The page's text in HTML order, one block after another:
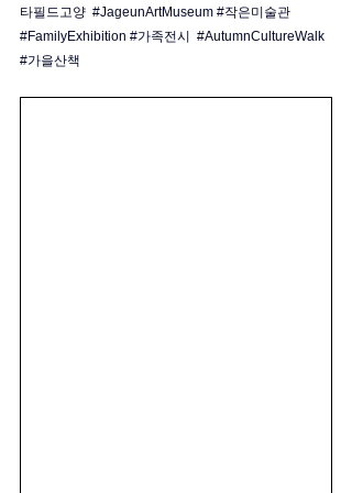
타필드고양 #JageunArtMuseum #작은미술관
#FamilyExhibition #가족전시
#AutumnCultureWalk
#가을산책